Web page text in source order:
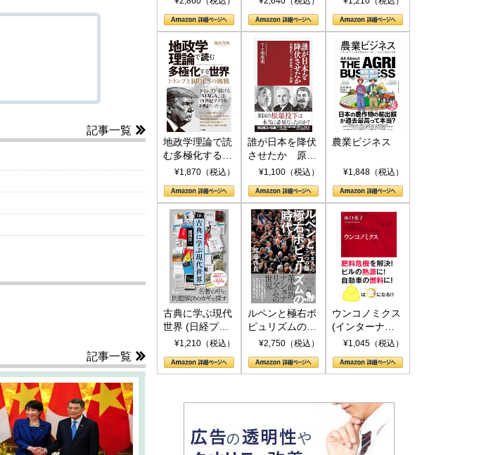
記事一覧
記事一覧
地政学理論で読
む多極化する世
界：トランプと
¥1,870（税込）
誰が日本を降伏
させたか 原爆
投下、ソ連参
(PHP新書)
¥1,100（税込）
農業ビジネス
¥1,848（税込）
古典に学ぶ現代
世界 (日経プレ
ミアシリーズ)
¥1,210（税込）
ルペンと極右ポ
ピュリズムの時
代：〈ヤヌス〉
¥2,750（税込）
ウンコノミクス
(インターナシ
ョナル新書)
¥1,045（税込）